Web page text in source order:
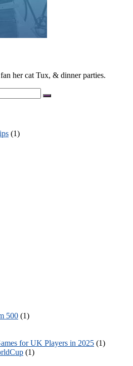
her cat Tux, & dinner parties.
(1)
500 (1)
for UK Players in 2025 (1)
(1)